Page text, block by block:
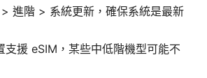
進階 > 系統更新，確保系統是最新
支援 eSIM，某些中低階機型可能不